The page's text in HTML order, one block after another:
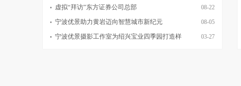
08-22
虚拟“拜访”东方证券公司总部
08-05
宁波优景助力黄岩迈向智慧城市新纪元
03-27
宁波优景摄影工作室为绍兴宝业四季园打造样